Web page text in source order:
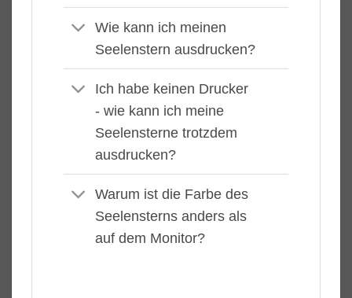
Wie kann ich meinen
Seelenstern ausdrucken?
Ich habe keinen Drucker
- wie kann ich meine
Seelensterne trotzdem
ausdrucken?
Warum ist die Farbe des
Seelensterns anders als
auf dem Monitor?